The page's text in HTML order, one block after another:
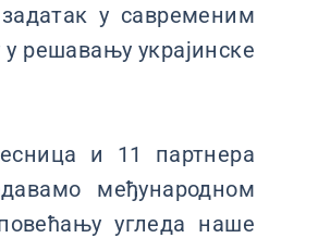
у савременим
решавању украјинске
и 11 партнера
међународном
угледа наше